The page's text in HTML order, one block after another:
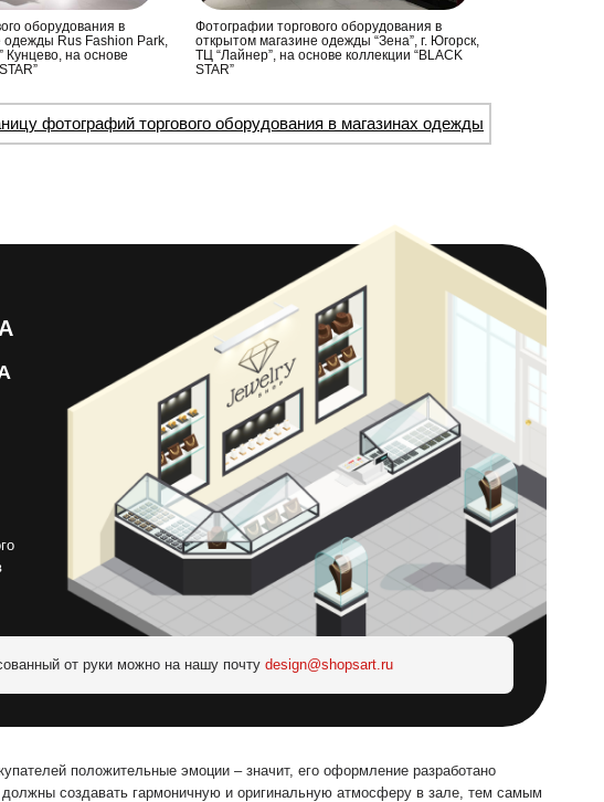
оборудования в
одежды Rus Fashion Park,
Кунцево, на основе
Фотографии торгового оборудования в
открытом магазине одежды “Зена”, г. Югорск,
ТЦ “Лайнер”, на основе коллекции “BLACK
STAR”
фотографий торгового оборудования в магазинах одежды
от руки можно на нашу почтуdesign@shopsart.ru
положительные эмоции – значит, его оформление разработано
создавать гармоничную и оригинальную атмосферу в зале, тем самым